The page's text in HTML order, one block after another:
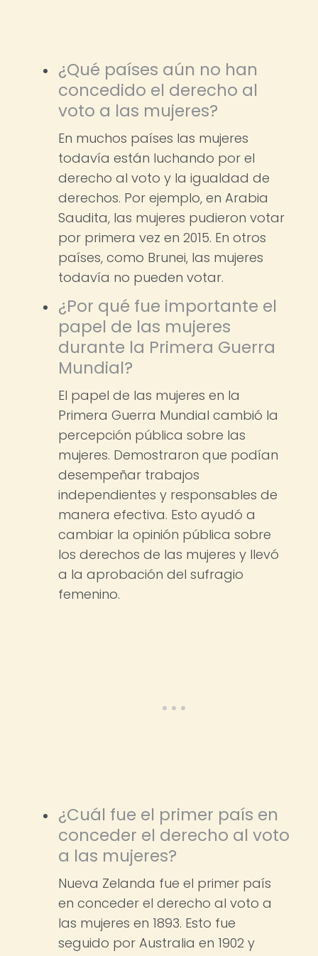
¿Qué países aún no han
concedido el derecho al
voto a las mujeres?
En muchos países las mujeres
todavía están luchando por el
derecho al voto y la igualdad de
derechos. Por ejemplo, en Arabia
Saudita, las mujeres pudieron votar
por primera vez en 2015. En otros
países, como Brunei, las mujeres
todavía no pueden votar.
¿Por qué fue importante el
papel de las mujeres
durante la Primera Guerra
Mundial?
El papel de las mujeres en la
Primera Guerra Mundial cambió la
percepción pública sobre las
mujeres. Demostraron que podían
desempeñar trabajos
independientes y responsables de
manera efectiva. Esto ayudó a
cambiar la opinión pública sobre
los derechos de las mujeres y llevó
a la aprobación del sufragio
femenino.
¿Cuál fue el primer país en
conceder el derecho al voto
a las mujeres?
Nueva Zelanda fue el primer país
en conceder el derecho al voto a
las mujeres en 1893. Esto fue
seguido por Australia en 1902 y